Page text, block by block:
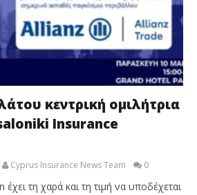
κεντρική ομιλήτρια
Insurance
Cyprus Insurance News Team 0
τη χαρά και τη τιμή να υποδέχεται